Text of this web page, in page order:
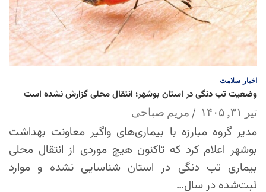
اخبار سلامت
وضعیت تب دنگی در استان بوشهر؛ انتقال محلی گزارش نشده است
تیر ۳۱, ۱۴۰۵ مریم صباحی
مدیر گروه مبارزه با بیماری‌های واگیر معاونت بهداشت
بوشهر اعلام کرد که تاکنون هیچ موردی از انتقال محلی
بیماری تب دنگی در استان شناسایی نشده و موارد
ثبت‌شده در سال…